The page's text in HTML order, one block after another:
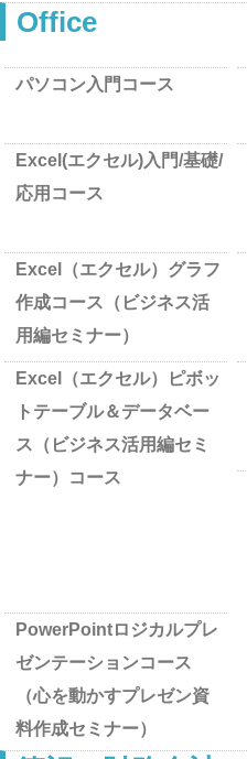
Office
パソコン入門コース
Excel(エクセル)入門/基礎/
応用コース
Excel（エクセル）グラフ
作成コース（ビジネス活
用編セミナー）
Excel（エクセル）ピボッ
トテーブル＆データベー
ス（ビジネス活用編セミ
ナー）コース
PowerPointロジカルプレ
ゼンテーションコース
（心を動かすプレゼン資
料作成セミナー）